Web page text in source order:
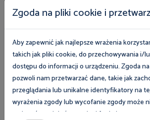
pracownik powiniennaprawić szkodę w
wysokości, a więc pokryć nie tylko
poniesioną przez pracodawcę, ale
przez niego korzyści.Jeżeli dojdzie do
drogowego z udziałem samochodu
prowadzonego przez pracownika,
powierzył ten samochód rzeczywistą
naprawy samochodu oraz utrata jego
Zgoda na pliki cookie i
Aby zapewnić jak najlepsze wrażenia
takich jak pliki cookie, do przechowywania i/
dostępu do informacji o urządzeniu. Zgoda
pozwoli nam przetwarzać dane, takie jak
przeglądania lub unikalne identyfikatory na
wyrażenia zgody lub wycofanie zgody może
wpłynąć na niektóre cechy i funkcje.